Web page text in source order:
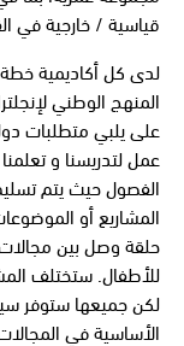
قياسية / خارجية في
لدى كل أكاديمية
المنهج الوطني
على يلبي متطلبات
عمل لتدريسنا و
الفصول حيث يتم
المشاريع أو
حلقة وصل بين
للأطفال. ستختلف
لكن جميعها ستوفر
الأساسية في المجالات